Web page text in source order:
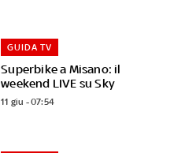
Superbike a Misano: il
weekend LIVE su Sky
GUIDA TV
11 giu - 07:54